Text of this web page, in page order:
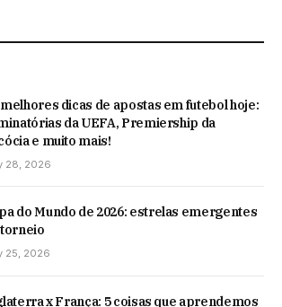
dicas de apostas em futebol hoje:
da UEFA, Premiership da
e muito mais!
28, 2026
do Mundo de 2026: estrelas emergentes
25, 2026
x França: 5 coisas que aprendemos